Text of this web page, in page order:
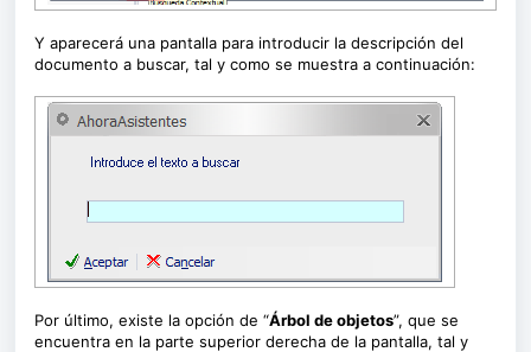
Y aparecerá una pantalla para introducir la descripción del
documento a buscar, tal y como se muestra a continuación:
Por último, existe la opción de “Árbol de objetos”, que se
encuentra en la parte superior derecha de la pantalla, tal y